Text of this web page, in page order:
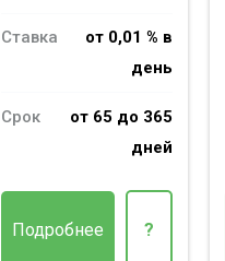
Ставка
от 0,01 % в
день
Срок
от 65 до 365
дней
Подробнее ?